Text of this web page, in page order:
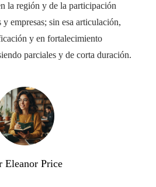
la región y de la participación
empresas; sin esa articulación,
y en fortalecimiento
parciales y de corta duración.
Eleanor Price